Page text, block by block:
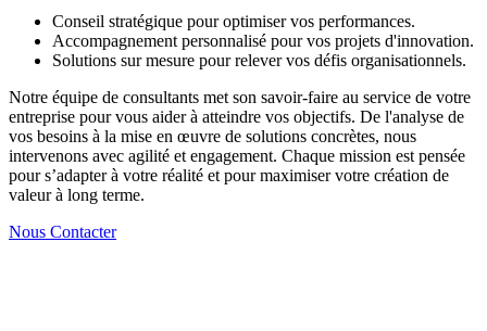
Conseil stratégique pour optimiser vos performances.
Accompagnement personnalisé pour vos projets d'innovation.
Solutions sur mesure pour relever vos défis organisationnels.
Notre équipe de consultants met son savoir-faire au service de votre
entreprise pour vous aider à atteindre vos objectifs. De l'analyse de
vos besoins à la mise en œuvre de solutions concrètes, nous
intervenons avec agilité et engagement. Chaque mission est pensée
pour s’adapter à votre réalité et pour maximiser votre création de
valeur à long terme.
Nous Contacter